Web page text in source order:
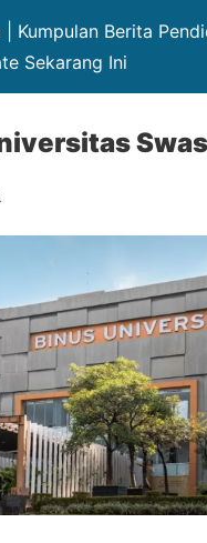
| Kumpulan Berita
Sekarang Ini